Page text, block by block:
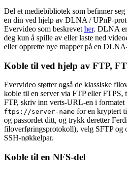
Del et mediebibliotek som befinner
en din ved hjelp av DLNA / UPnP-
Evervideo som beskrevet her. DLNA er
deg kun å spille av eller laste ned
eller opprette nye mapper på en
Koble til ved hjelp av FTP,
Evervideo støtter også de klassiske
koble til en server via FTP eller
FTP, skriv inn verts-URL-en i formatet
ftps://server-name for en kryptert
og passordet ditt, og trykk deretter
filoverføringsprotokoll), velg SFTP og
SSH-nøkkelpar.
Koble til en NFS-del